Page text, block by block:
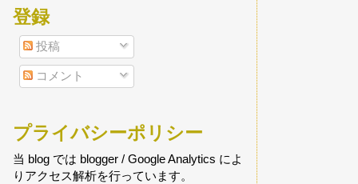
登録
投稿
コメント
プライバシーポリシー
当 blog では blogger / Google Analytics によ
りアクセス解析を行っています。